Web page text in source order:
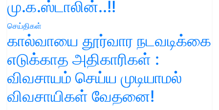
மு.க.ஸ்டாலின்..!!
செய்திகள்
கால்வாயை தூர்வார நடவடிக்கை
எடுக்காத அதிகாரிகள் :
விவசாயம் செய்ய முடியாமல்
விவசாயிகள் வேதனை!